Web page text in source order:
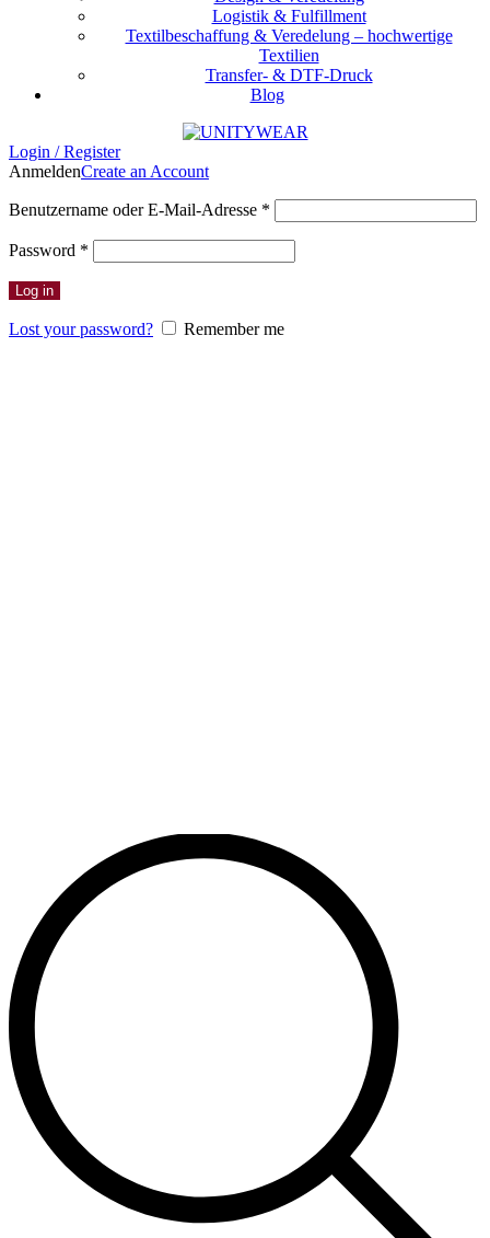
Logistik & Fulfillment
Textilbeschaffung & Veredelung – hochwertige
Textilien
Transfer- & DTF-Druck
Blog
Login / Register
AnmeldenCreate an Account
Benutzername oder E-Mail-Adresse *
Password *
Log in
Lost your password? Remember me